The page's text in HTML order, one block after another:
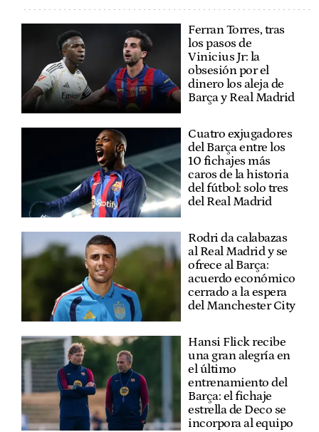
Ferran Torres, tras
los pasos de
Vinicius Jr: la
obsesión por el
dinero los aleja de
Barça y Real Madrid
Cuatro exjugadores
del Barça entre los
10 fichajes más
caros de la historia
del fútbol: solo tres
del Real Madrid
Rodri da calabazas
al Real Madrid y se
ofrece al Barça:
acuerdo económico
cerrado a la espera
del Manchester City
Hansi Flick recibe
una gran alegría en
el último
entrenamiento del
Barça: el fichaje
estrella de Deco se
incorpora al equipo